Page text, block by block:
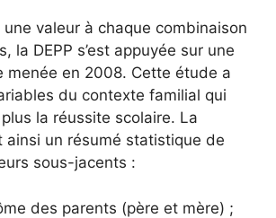
valeur à chaque combinaison
la DEPP s’est appuyée sur une
menée en 2008. Cette étude a
du contexte familial qui
la réussite scolaire. La
ainsi un résumé statistique de
sous-jacents :
des parents (père et mère) ;